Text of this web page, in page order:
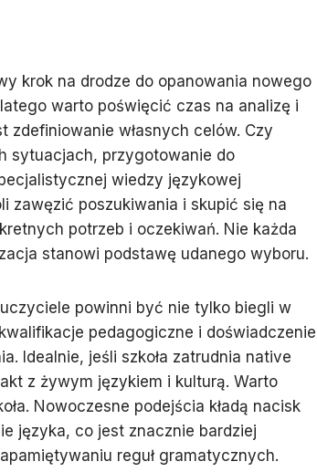
krok na drodze do opanowania nowego
warto poświęcić czas na analizę i
zdefiniowanie własnych celów. Czy
sytuacjach, przygotowanie do
wiedzy językowej
zawęzić poszukiwania i skupić się na
potrzeb i oczekiwań. Nie każda
stanowi podstawę udanego wyboru.
powinni być nie tylko biegli w
pedagogiczne i doświadczenie
Idealnie, jeśli szkoła zatrudnia native
z żywym językiem i kulturą. Warto
Nowoczesne podejścia kładą nacisk
języka, co jest znacznie bardziej
reguł gramatycznych.